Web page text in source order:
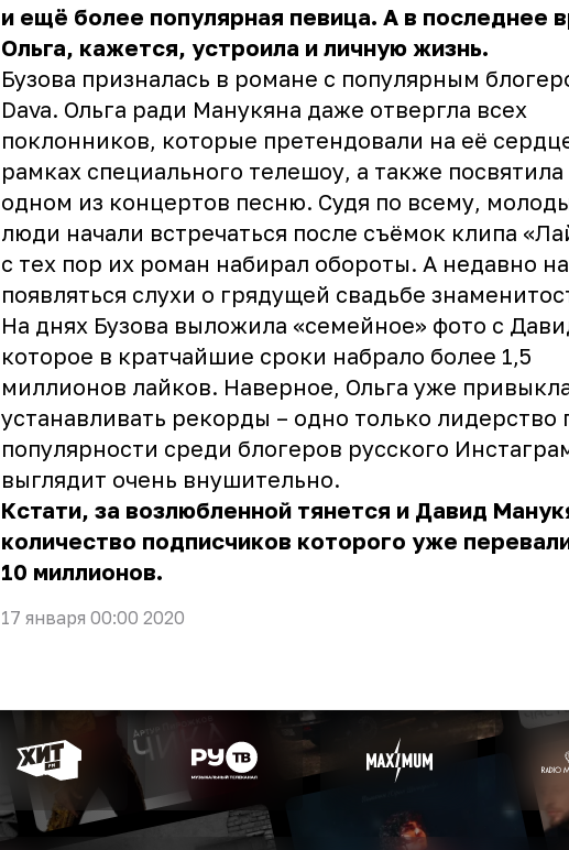
и ещё более популярная певица. А в последнее
Ольга, кажется, устроила и личную жизнь.
Бузова призналась в романе с популярным
Dava. Ольга ради Манукяна даже отвергла всех
поклонников, которые претендовали на её
рамках специального телешоу, а также
одном из концертов песню. Судя по всему,
люди начали встречаться после съёмок клипа
с тех пор их роман набирал обороты. А недавно
появляться слухи о грядущей свадьбе
На днях Бузова выложила «семейное» фото с
которое в кратчайшие сроки набрало более 1,5
миллионов лайков. Наверное, Ольга уже
устанавливать рекорды – одно только лидерство
популярности среди блогеров русского
выглядит очень внушительно.
Кстати, за возлюбленной тянется и Давид
количество подписчиков которого уже
10 миллионов.
17 января 00:00 2020